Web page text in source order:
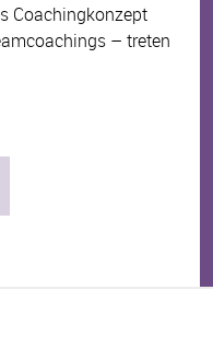
Coachingkonzept
– treten